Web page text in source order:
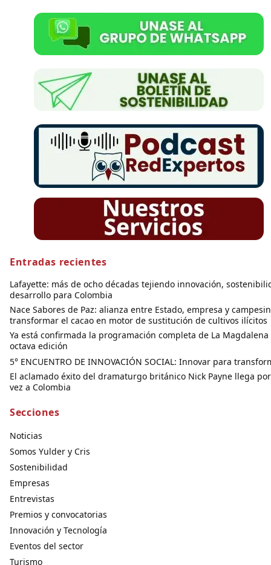
Entradas recientes
Lafayette: más de ocho décadas tejiendo innovación,
desarrollo para Colombia
Nace Sabores de Paz: alianza entre Estado, empresa y
transformar el cacao en motor de sustitución de cultivos ilícitos
Ya está confirmada la programación completa de La Magdalena
octava edición
5° ENCUENTRO DE INNOVACIÓN SOCIAL: Innovar para
El aclamado éxito del dramaturgo británico Nick Payne llega
vez a Colombia
Secciones
Noticias
Somos Yulder y Cris
Sostenibilidad
Empresas
Entrevistas
Premios y convocatorias
Innovación y Tecnología
Eventos del sector
Turismo